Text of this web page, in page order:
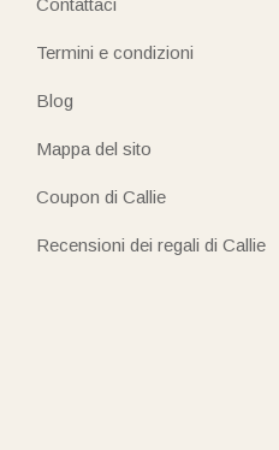
Contattaci
Termini e condizioni
Blog
Mappa del sito
Coupon di Callie
Recensioni dei regali di Callie